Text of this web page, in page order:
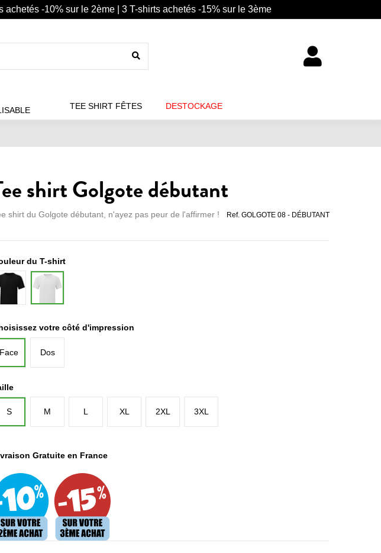
achetés -10% sur le 2ème | 3 T-shirts achetés -15% sur le 3ème
TEE SHIRT FÊTES DESTOCKAGE
shirt Golgote débutant
shirt du Golgote débutant, n'ayez pas peur de l'affirmer ! Ref. GOLGOTE 08 - DÉBUTANT
du T-shirt
Noir
Blanc
votre côté d'impression
Face Dos
S M L XL 2XL 3XL
Gratuite en France